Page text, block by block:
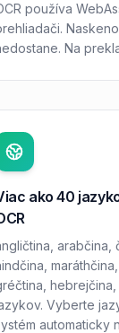
používa
Na
ako 40
arabčina,
Vyberte
automaticky